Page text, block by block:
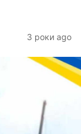
3 роки ago